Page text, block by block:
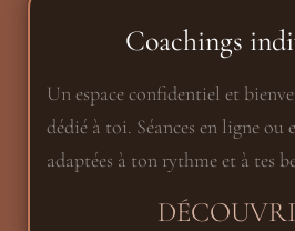
Coachings
Un espace confidentiel et
dédié à toi. Séances en ligne ou
adaptées à ton rythme et à tes